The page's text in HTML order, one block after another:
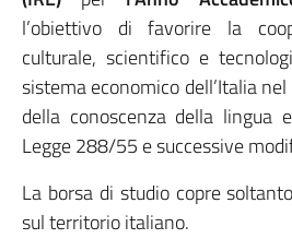
l’obiettivo di favorire la
culturale, scientifico e
sistema economico dell’Italia
della conoscenza della lingua
Legge 288/55 e successive
La borsa di studio copre
sul territorio italiano.